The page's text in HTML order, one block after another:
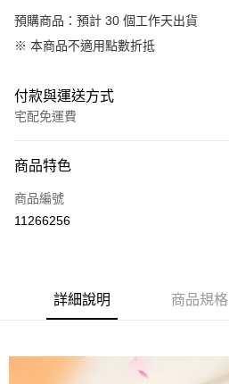
預購商品：預計 30 個工作天出貨
※ 本商品不適用點數折抵
付款與運送方式
宅配免運費
信用卡一次付款
LINE Pay
ATM付款
商品特色
商品編號
11266256
詳細說明 商品規格